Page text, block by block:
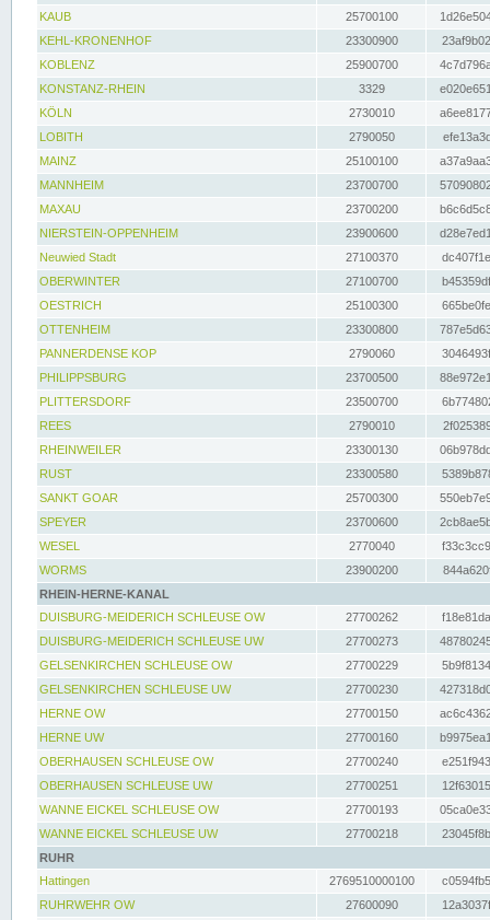
KAUB
25700100
KEHL-KRONENHOF
23300900
KOBLENZ
25900700
KONSTANZ-RHEIN
3329
KÖLN
2730010
LOBITH
2790050
MAINZ
25100100
MANNHEIM
23700700
MAXAU
23700200
NIERSTEIN-OPPENHEIM
23900600
Neuwied Stadt
27100370
OBERWINTER
27100700
OESTRICH
25100300
OTTENHEIM
23300800
PANNERDENSE KOP
2790060
PHILIPPSBURG
23700500
PLITTERSDORF
23500700
REES
2790010
RHEINWEILER
23300130
RUST
23300580
SANKT GOAR
25700300
SPEYER
23700600
WESEL
2770040
WORMS
23900200
RHEIN-HERNE-KANAL
DUISBURG-MEIDERICH SCHLEUSE OW
27700262
DUISBURG-MEIDERICH SCHLEUSE UW
27700273
GELSENKIRCHEN SCHLEUSE OW
27700229
GELSENKIRCHEN SCHLEUSE UW
27700230
HERNE OW
27700150
HERNE UW
27700160
OBERHAUSEN SCHLEUSE OW
27700240
OBERHAUSEN SCHLEUSE UW
27700251
WANNE EICKEL SCHLEUSE OW
27700193
WANNE EICKEL SCHLEUSE UW
27700218
RUHR
Hattingen
2769510000100
RUHRWEHR OW
27600090